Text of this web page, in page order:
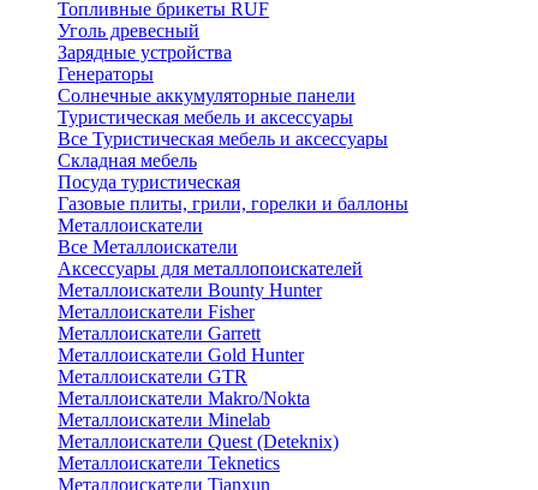
Топливные брикеты RUF
Уголь древесный
Зарядные устройства
Генераторы
Солнечные аккумуляторные панели
Туристическая мебель и аксессуары
Все Туристическая мебель и аксессуары
Складная мебель
Посуда туристическая
Газовые плиты, грили, горелки и баллоны
Металлоискатели
Все Металлоискатели
Аксессуары для металлопоискателей
Металлоискатели Bounty Hunter
Металлоискатели Fisher
Металлоискатели Garrett
Металлоискатели Gold Hunter
Металлоискатели GTR
Металлоискатели Makro/Nokta
Металлоискатели Minelab
Металлоискатели Quest (Deteknix)
Металлоискатели Teknetics
Металлоискатели Tianxun